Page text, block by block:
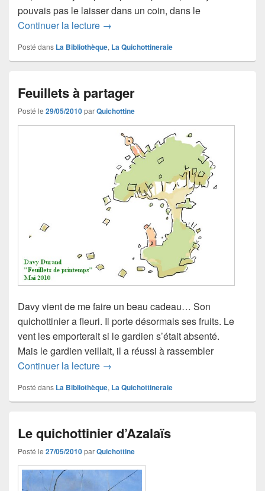
pouvais pas le laisser dans un coin, dans le
Continuer la lecture Le quichottinier d’Hélène
→
Posté dans La Bibliothèque, La Quichottineraie
Feuillets à partager
Posté le 29/05/2010parQuichottine
Davy vient de me faire un beau cadeau… Son
quichottinier a fleuri. Il porte désormais ses fruits. Le
vent les emporterait si le gardien s’était absenté.
Mais le gardien veillait, il a réussi à rassembler
Continuer la lecture Feuillets à partager
→
Posté dans La Bibliothèque, La Quichottineraie
Le quichottinier d’Azalaïs
Posté le 27/05/2010parQuichottine